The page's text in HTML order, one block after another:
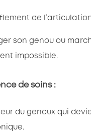
de
son genou ou
impossible.
de soins :
du genoux qui